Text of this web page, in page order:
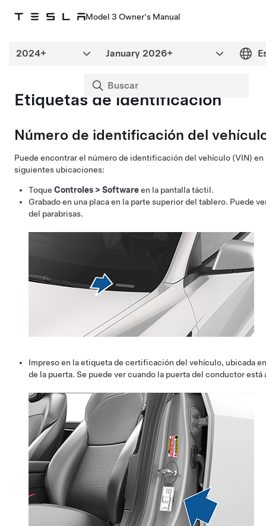
Model 3 Owner's Manual
Etiquetas de identificación
Número de identificación del
Puede encontrar el número de identificación del vehículo (VIN) en
siguientes ubicaciones:
Toque Controles > Softwareen la pantalla táctil.
Grabado en una placa en la parte superior del tablero. Puede
del parabrisas.
Impreso en la etiqueta de certificación del vehículo, ubicada
de la puerta. Se puede ver cuando la puerta del conductor está